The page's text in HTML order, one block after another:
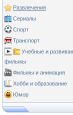
Развлечения
Сериалы
Спорт
Транспорт
Учебные и
фильмы
Фильмы и анимация
Хобби и образование
Юмор